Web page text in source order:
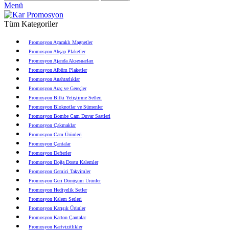
Menü
Tüm Kategoriler
Promosyon Açacaklı Magnetler
Promosyon Ahşap Plaketler
Promosyon Ajanda Aksesuarları
Promosyon Albüm Plaketler
Promosyon Anahtarlıklar
Promosyon Araç ve Gereçler
Promosyon Bitki Yetiştirme Setleri
Promosyon Bloknotlar ve Sümenler
Promosyon Bombe Cam Duvar Saatleri
Promosyon Çakmaklar
Promosyon Cam Ürünleri
Promosyon Çantalar
Promosyon Defterler
Promosyon Doğa Dostu Kalemler
Promosyon Gemici Takvimler
Promosyon Geri Dönüşüm Ürünler
Promosyon Hediyelik Setler
Promosyon Kalem Setleri
Promosyon Karışık Ürünler
Promosyon Karton Çantalar
Promosyon Kartvizitlikler